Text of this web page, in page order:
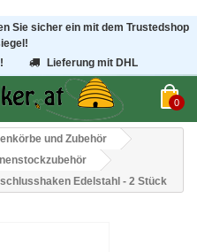
Sie sicher ein mit dem Trustedshop
Lieferung mit DHL
0
und Zubehör
Edelstahl - 2 Stück